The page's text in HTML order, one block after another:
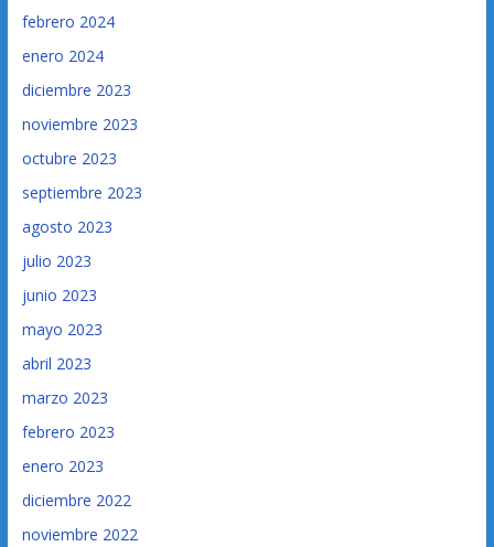
febrero 2024
enero 2024
diciembre 2023
noviembre 2023
octubre 2023
septiembre 2023
agosto 2023
julio 2023
junio 2023
mayo 2023
abril 2023
marzo 2023
febrero 2023
enero 2023
diciembre 2022
noviembre 2022